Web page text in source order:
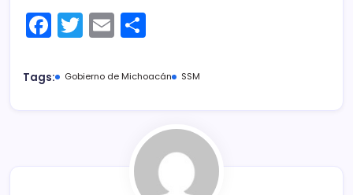
F
a
c
T
w
itt
E
m
ai m
ar
tir
Tags: Gobierno de Michoacán SSM